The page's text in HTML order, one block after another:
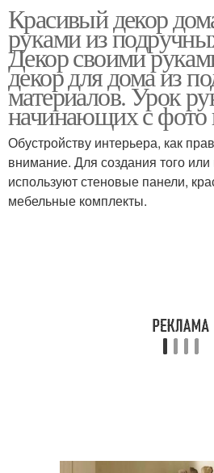
Красивый декор
руками из
Декор своими
декор для дома из
материалов. Урок
начинающих с фото
Обустройству интерьера, как
внимание. Для создания того или
используют стеновые панели,
мебельные комплекты.